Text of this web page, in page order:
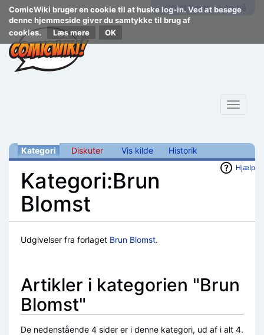
ComicWiki bruger en cookie til at huske log-in. Ved at besøge
denne hjemmeside giver du samtykke til brug af
cookies.
Læs mere
Opret konto Log på
Toggle
Kategori Diskuter Vis kilde Historik
Hjælp
Kategori:Brun
Blomst
Udgivelser fra forlaget Brun Blomst.
Artikler i kategorien "Brun
Blomst"
De nedenstående 4 sider er i denne kategori, ud af i alt 4.